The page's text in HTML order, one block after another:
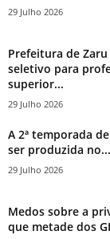
29 Julho 2026
Prefeitura de
seletivo para
superior...
29 Julho 2026
A 2ª temporada
ser produzida no...
29 Julho 2026
Medos sobre a
que metade dos